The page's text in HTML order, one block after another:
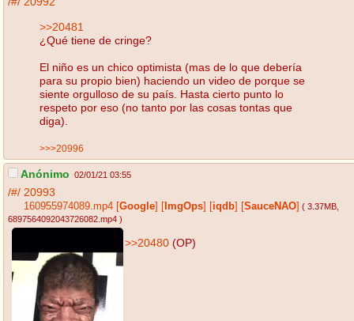
>>20481
¿Qué tiene de cringe?
El niño es un chico optimista (mas de lo que debería
para su propio bien) haciendo un video de porque se
siente orgulloso de su país. Hasta cierto punto lo
respeto por eso (no tanto por las cosas tontas que
diga).
>>>20996
Anónimo 02/01/21 03:55
/#/ 20993
160955974089.mp4 Google ImgOps iqdb SauceNAO ( 3.37MB
6897564092043726082.mp4 )
>>20480(OP)